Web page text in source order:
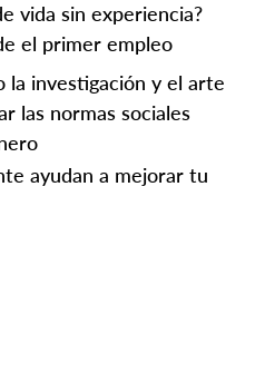
vida sin experiencia?
el primer empleo
la investigación y el arte
las normas sociales
ayudan a mejorar tu